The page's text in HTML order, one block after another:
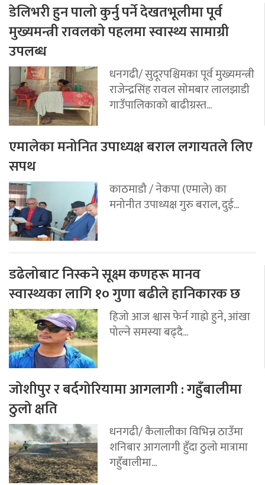
डेलिभरी हुन पालो कुर्नु पर्ने देखतभूलीमा पूर्व
मुख्यमन्त्री रावलको पहलमा स्वास्थ्य सामाग्री
उपलब्ध
धनगढी/ सुदूरपश्चिमका पूर्व मुख्यमन्त्री
राजेन्द्रसिंह रावल सोमबार लालझाडी
गाउँपालिकाको बाढीग्रस्त...
एमालेका मनोनित उपाध्यक्ष बराल लगायतले लिए
सपथ
काठमाडौ / नेकपा (एमाले) का
मनोनीत उपाध्यक्ष गुरु बराल, दुई...
डढेलोबाट निस्कने सूक्ष्म कणहरू मानव
स्वास्थ्यका लागि १० गुणा बढीले हानिकारक छ
हिजो आज श्वास फेर्न गाह्रो हुने, आंखा
पोल्ने समस्या बढ्दै...
जोशीपुर र बर्दगोरियामा आगलागी : गहुँबालीमा
ठुलो क्षति
धनगढी/ कैलालीका विभिन्न ठाउँमा
शनिबार आगलागी हुँदा ठुलो मात्रामा
गहुँबालीमा...